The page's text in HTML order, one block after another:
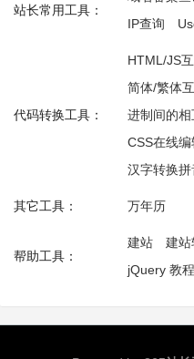
站长常用工具：
IP查询
代码转换工具：
HTML/JS
简体/繁体
进制间的
CSS在线编
汉字转换拼
其它工具： 万年历
帮助工具：
建站 建站
jQuery 教程